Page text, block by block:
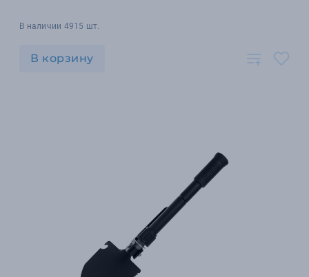
В наличии 4915 шт.
В корзину